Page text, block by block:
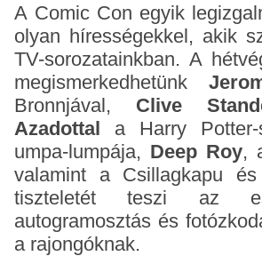
A Comic Con egyik
olyan hírességekkel, akik
TV-sorozatainkban. A
megismerkedhetünk
Bronnjával, Clive
Azadottal a Harry Potter-
umpa-lumpája, Deep Roy,
valamint a Csillagkapu
tiszteletét teszi az
autogramosztás és
a rajongóknak.